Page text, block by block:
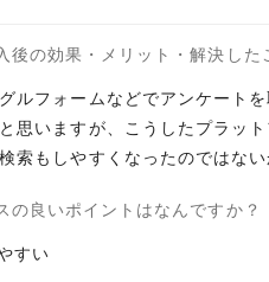
後の効果・メリット・解決した
ルフォームなどでアンケート
思いますが、こうしたプラッ
索もしやすくなったのではない
の良いポイントはなんですか？
すい